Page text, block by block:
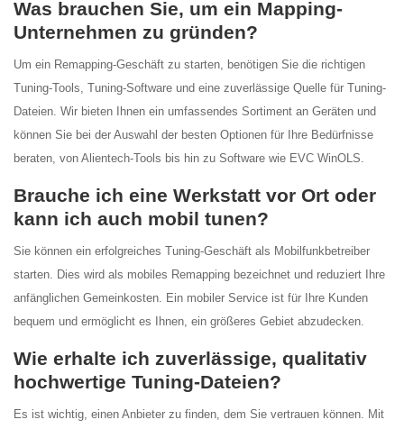
Was brauchen Sie, um ein Mapping-
Unternehmen zu gründen?
Um ein Remapping-Geschäft zu starten, benötigen Sie die richtigen
Tuning-Tools, Tuning-Software und eine zuverlässige Quelle für Tuning-
Dateien. Wir bieten Ihnen ein umfassendes Sortiment an Geräten und
können Sie bei der Auswahl der besten Optionen für Ihre Bedürfnisse
beraten, von Alientech-Tools bis hin zu Software wie EVC WinOLS.
Brauche ich eine Werkstatt vor Ort oder
kann ich auch mobil tunen?
Sie können ein erfolgreiches Tuning-Geschäft als Mobilfunkbetreiber
starten. Dies wird als mobiles Remapping bezeichnet und reduziert Ihre
anfänglichen Gemeinkosten. Ein mobiler Service ist für Ihre Kunden
bequem und ermöglicht es Ihnen, ein größeres Gebiet abzudecken.
Wie erhalte ich zuverlässige, qualitativ
hochwertige Tuning-Dateien?
Es ist wichtig, einen Anbieter zu finden, dem Sie vertrauen können. Mit